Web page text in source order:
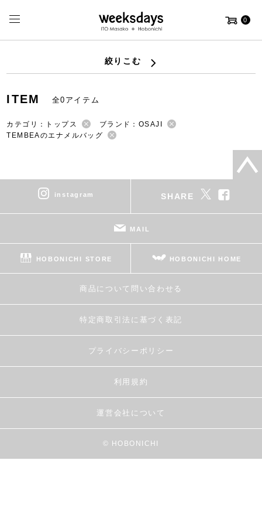
0
絞りこむ
ITEM 全0アイテム
カテゴリ：トップス
ブランド：OSAJI
TEMBEAのエナメルバッグ
instagram SHARE
MAIL
HOBONICHI STORE HOBONICHI HOME
商品について問い合わせる
特定商取引法に基づく表記
プライバシーポリシー
利用規約
運営会社について
© HOBONICHI